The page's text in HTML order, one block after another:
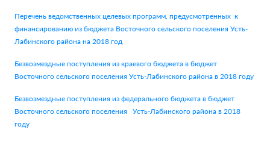
Перечень ведомственных целевых программ, предусмотренных к
финансированию из бюджета Восточного сельского поселения Усть-
Лабинского района на 2018 год
Безвозмездные поступления из краевого бюджета в бюджет
Восточного сельского поселения Усть-Лабинского района в 2018 году
Безвозмездные поступления из федерального бюджета в бюджет
Восточного сельского поселения Усть-Лабинского района в 2018
году